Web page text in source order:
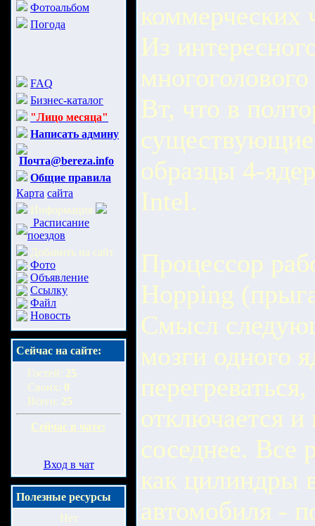
Фотоальбом
Погода
FAQ
Бизнес-каталог
"Лицо месяца"
Написать админу
Почта@bereza.info
Общие правила
Карта сайта
Информация
Расписание
поездов
Добавить на сайт
Фото
Объявление
Ссылку
Файл
Новость
Сейчас на сайте:
Гостей: 25
Своих: 0
Всего: 25
Сейчас в чате:
Вход в чат
Полезные ресурсы
Нет
коммерческих
Из
Вт, что в
образцы 4-
Intel.
Процессор
Hopping
Смысл
мозги одного
отключается и
соседнее. Все
как цилиндры
автомобиля -